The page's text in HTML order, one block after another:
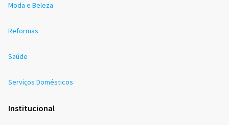
Moda e Beleza
Reformas
Saúde
Serviços Domésticos
Institucional